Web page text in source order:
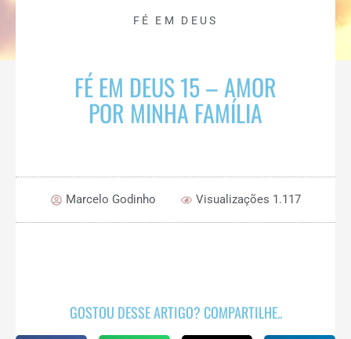
FÉ EM DEUS
FÉ EM DEUS 15 – AMOR
POR MINHA FAMÍLIA
Marcelo Godinho Visualizações 1.117
GOSTOU DESSE ARTIGO? COMPARTILHE..